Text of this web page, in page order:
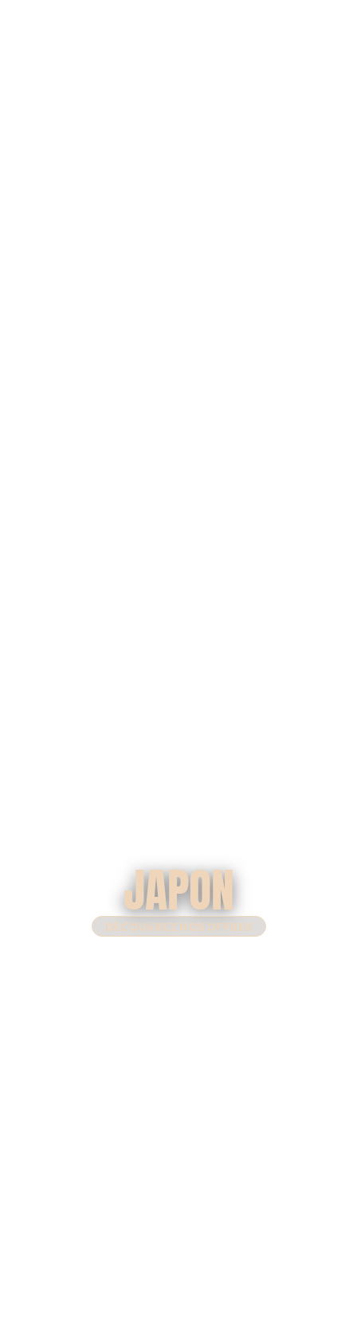
JAPON
DÉCOUVREZ NOS OFFRES